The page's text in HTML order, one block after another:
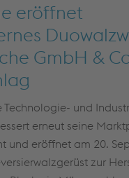
eröffnet
GmbH &
Technologie- und
erneut seine
und eröffnet am 20.
zur